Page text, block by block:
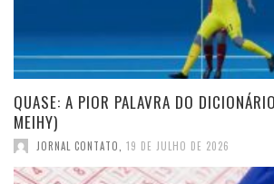
QUASE: A PIOR PALAVRA DO
MEIHY)
JORNAL CONTATO 19 DE JULHO DE 2026